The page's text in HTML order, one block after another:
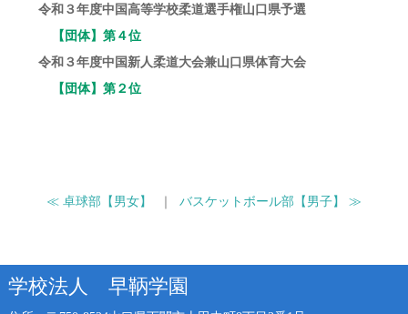
令和３年度中国高等学校柔道選手権山口県予選
【団体】第４位
令和３年度中国新人柔道大会兼山口県体育大会
【団体】第２位
≪ 卓球部【男女】 ｜ バスケットボール部【男子】 ≫
学校法人 早鞆学園